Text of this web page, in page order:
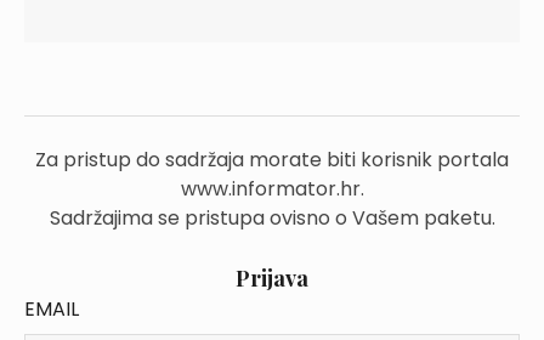
Za pristup do sadržaja morate biti korisnik portala
www.informator.hr.
Sadržajima se pristupa ovisno o Vašem paketu.
Prijava
EMAIL